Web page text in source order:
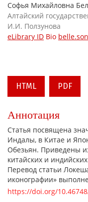
Софья Михайловна
Алтайский
И.И. Ползунова
eLibrary ID Bio
HTML PDF
Аннотация
Статья посвящена
Индалы, в Китае и
Обезьян. Приведены
китайских и
Перевод статьи
иконографии»
https://doi.org/